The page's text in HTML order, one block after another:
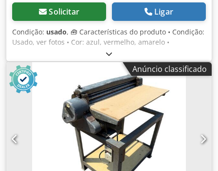
Solicitar Ligar
Condição: usado, 🧰 Características do produto • Condição:
Usado, ver fotos • Cor: azul, vermelho, amarelo •
Dimensões externas sem tubos: 145 × 145 × 16 cm •
Dimensões internas: 128 × 128 cm • Altura, incluindo
tubos: aprox. 140 cm e 160 cm • Comprimento dos tubos:
aprox. 130 cm e 150 cm • Diâmetro dos tubos: 35 mm •
Capacidade de carga: 500 kg • Empilhável: Sim 💰 Preço: 39
€ (sem IVA) • Desconto por quantidade: mediante consulta
• Custos de envio: mediante consulta, em toda a Europa •
Prazo de entrega: Disponível imediatamente • Inspeção e
recolha: a qualquer momento, mediante agendamento
Disponível em stock: mais de 5000 metros lineares de
estantes para paletes de vários fabricantes. (Reservamo-
nos o direito de efetuar alterações e correções nos dados
Anúncio classificado